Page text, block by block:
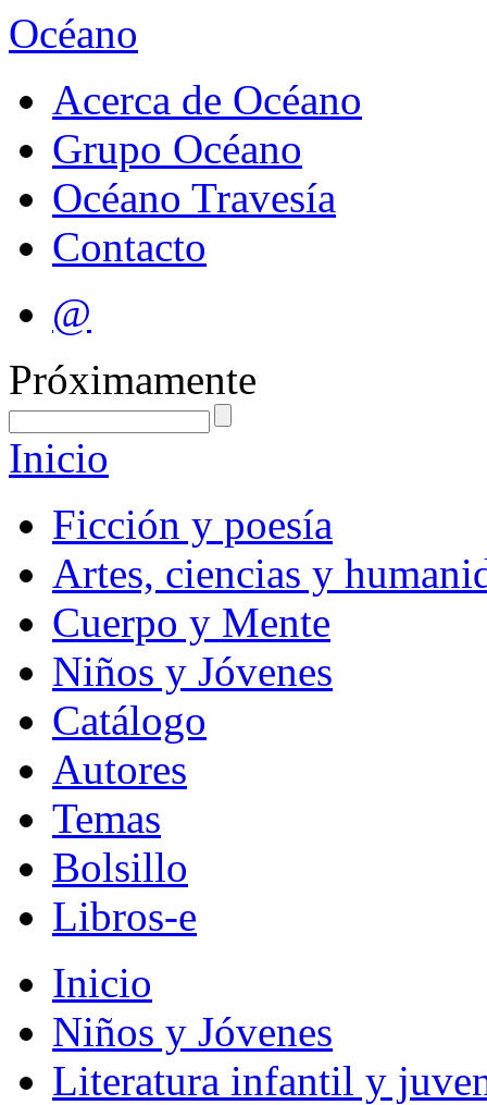
Océano
Acerca de Océano
Grupo Océano
Océano Travesía
Contacto
@
Próximamente
Inicio
Ficción y poesía
Artes, ciencias y
Cuerpo y Mente
Niños y Jóvenes
Catálogo
Autores
Temas
Bolsillo
Libros-e
Inicio
Niños y Jóvenes
Literatura infantil y